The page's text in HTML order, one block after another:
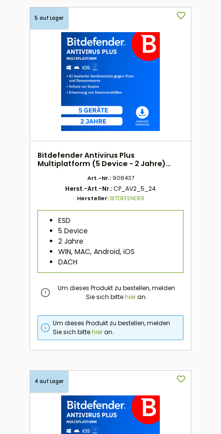
5 auf Lager
Bitdefender Antivirus Plus
Multiplatform (5 Device - 2 Jahre)
Art.-Nr.: 908437
Herst.-Art.-Nr.:CP_AV2_5_24
Hersteller:BITDEFENDER
ESD
5 Device
2 Jahre
WIN, MAC, Android, iOS
DACH
Um dieses Produkt zu bestellen, melden
Sie sich bittehieran.
Um dieses Produkt zu bestellen, melden
Sie sich bittehieran.
4 auf Lager